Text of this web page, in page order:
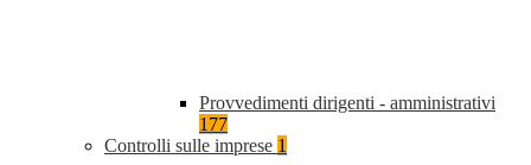
Provvedimenti dirigenti - amministrativi
177
Controlli sulle imprese 1